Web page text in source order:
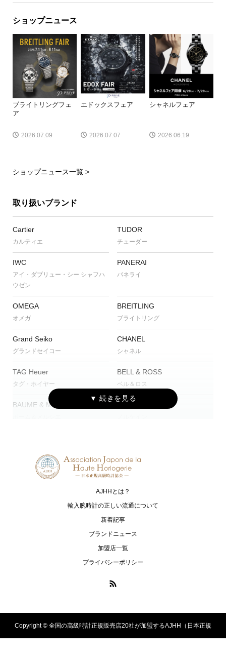
ショップニュース
ブライトリングフェ
ア
2026.07.09
エドックスフェア
2026.07.07
シャネルフェア
2026.06.19
ショップニュース一覧 >
取り扱いブランド
Cartier
カルティエ
TUDOR
チューダー
IWC
アイ・ダブリュー・シー シャフハ
ウゼン
PANERAI
パネライ
OMEGA
オメガ
BREITLING
ブライトリング
Grand Seiko
グランドセイコー
CHANEL
シャネル
TAG Heuer
タグ・ホイヤー
BELL & ROSS
ベル＆ロス
BAUME & MERCIER NORQAIN
JUNGHANS
The CITIZEN
ザ・シチズン
AJHHとは？
輸入腕時計の正しい流通について
新着記事
ブランドニュース
加盟店一覧
プライバシーポリシー
Copyright © 全国の高級時計正規販売店20社が加盟するAJHH（日本正規